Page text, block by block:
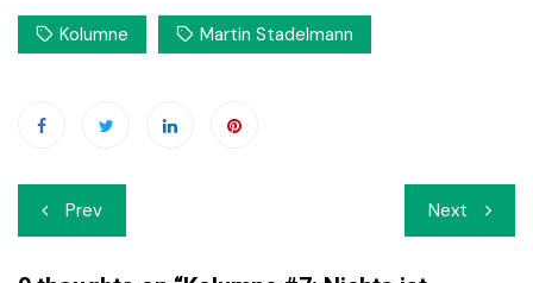
Kolumne Martin Stadelmann
Beitrags-
Navigation
Prev Next